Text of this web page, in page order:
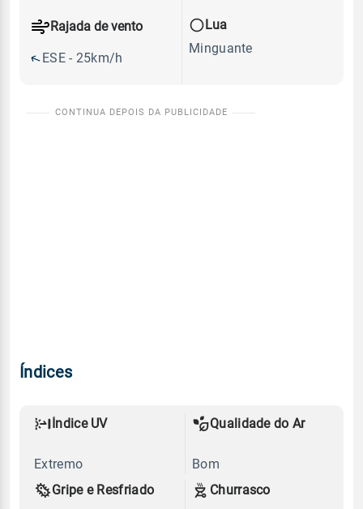
Rajada de vento
ESE - 25km/h
Lua
Minguante
Índices
Índice UV
Extremo
Qualidade do Ar
Bom
Gripe e Resfriado
Churrasco